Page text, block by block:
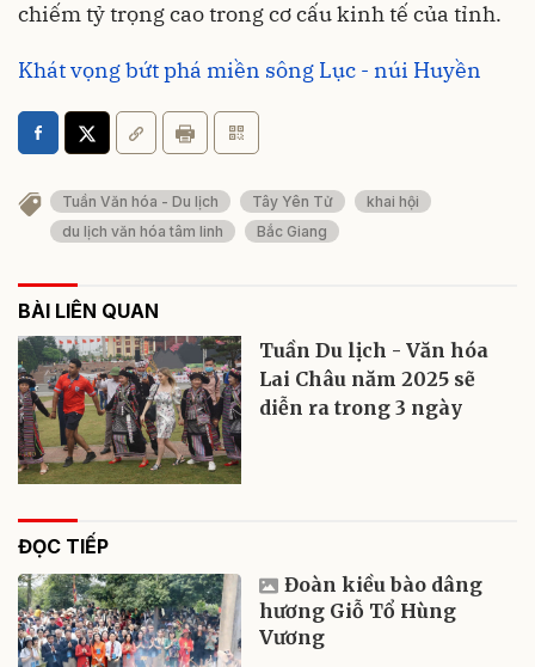
chiếm tỷ trọng cao trong cơ cấu kinh tế của tỉnh.
Khát vọng bứt phá miền sông Lục - núi Huyền
Tuần Văn hóa - Du lịch Tây Yên Tử
khai hội
du lịch văn hóa tâm linh
Bắc Giang
BÀI LIÊN QUAN
Tuần Du lịch - Văn hóa
Lai Châu năm 2025 sẽ
diễn ra trong 3 ngày
ĐỌC TIẾP
Đoàn kiều bào dâng
hương Giỗ Tổ Hùng
Vương